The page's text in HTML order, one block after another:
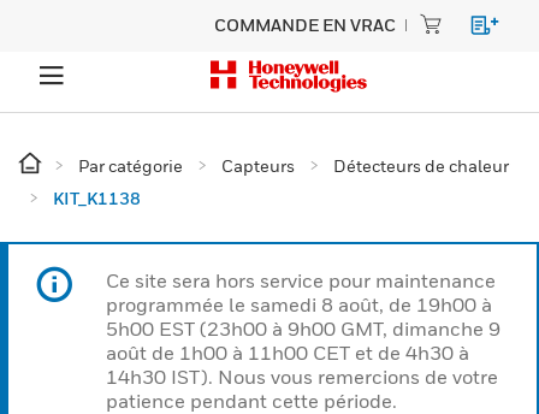
COMMANDE EN VRAC
Par catégorie Capteurs
Détecteurs de chaleur
KIT_K1138
Ce site sera hors service pour maintenance
programmée le samedi 8 août, de 19h00 à
5h00 EST (23h00 à 9h00 GMT, dimanche 9
août de 1h00 à 11h00 CET et de 4h30 à
14h30 IST). Nous vous remercions de votre
patience pendant cette période.